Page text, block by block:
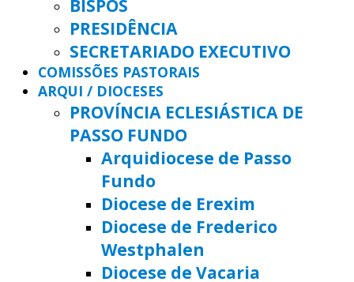
BISPOS
PRESIDÊNCIA
SECRETARIADO EXECUTIVO
COMISSÕES PASTORAIS
ARQUI / DIOCESES
PROVÍNCIA ECLESIÁSTICA DE
PASSO FUNDO
Arquidiocese de Passo
Fundo
Diocese de Erexim
Diocese de Frederico
Westphalen
Diocese de Vacaria